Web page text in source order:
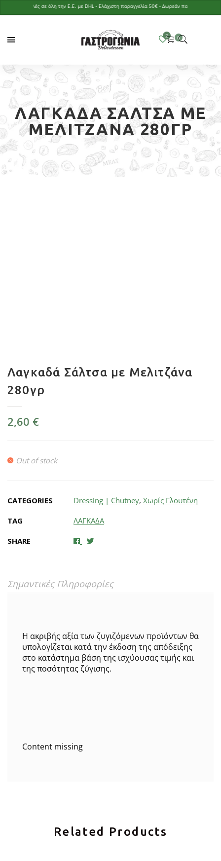
Αποστολές σε όλη την Ε.Ε. με DHL - Ελάχιστη παραγγελία 50€ - Δωρεάν παράδοση με
ΛΑΓΚΑΔΆ ΣΆΛΤΣΑ ΜΕ
ΜΕΛΙΤΖΆΝΑ 280ΓΡ
Λαγκαδά Σάλτσα με Μελιτζάνα
280γρ
2,60 €
Out of stock
CATEGORIES Dressing | Chutney, Χωρίς Γλουτένη
TAG ΛΑΓΚΑΔΑ
SHARE
Σημαντικές Πληροφορίες
Η ακριβής αξία των ζυγιζόμενων προϊόντων θα
υπολογίζεται κατά την έκδοση της απόδειξης
στο κατάστημα βάση της ισχύουσας τιμής και
της ποσότητας ζύγισης.
Content missing
Related Products